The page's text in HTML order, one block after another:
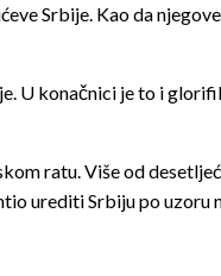
Srbije. Kao da
U konačnici je to i
ratu. Više od
urediti Srbiju po uzoru